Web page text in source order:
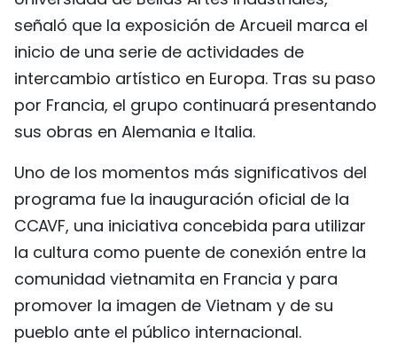
señaló que la exposición de Arcueil marca el
inicio de una serie de actividades de
intercambio artístico en Europa. Tras su paso
por Francia, el grupo continuará presentando
sus obras en Alemania e Italia.
Uno de los momentos más significativos del
programa fue la inauguración oficial de la
CCAVF, una iniciativa concebida para utilizar
la cultura como puente de conexión entre la
comunidad vietnamita en Francia y para
promover la imagen de Vietnam y de su
pueblo ante el público internacional.